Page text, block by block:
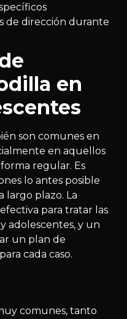
de dirección durante
en
son comunes en
en aquellos
regular. Es
lo antes posible
largo plazo. La
para tratar las
adolescentes, y un
un plan de
cada caso.
comunes, tanto